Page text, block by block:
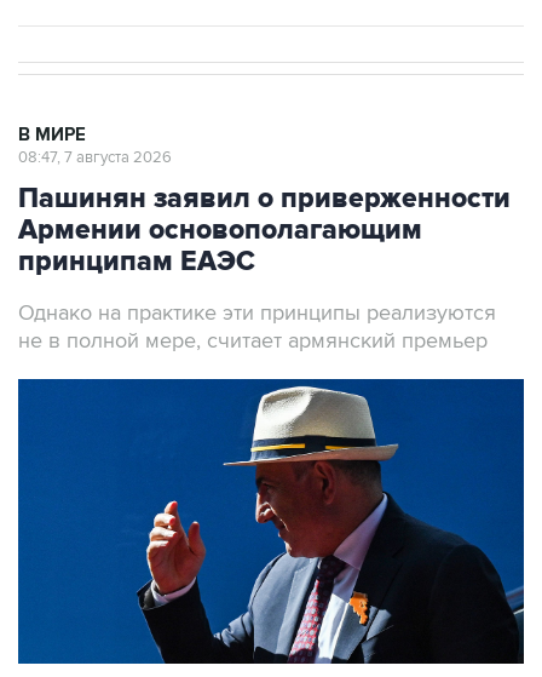
В МИРЕ
08:47, 7 августа 2026
Пашинян заявил о приверженности
Армении основополагающим
принципам ЕАЭС
Однако на практике эти принципы реализуются
не в полной мере, считает армянский премьер